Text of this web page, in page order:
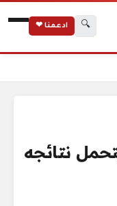
🔍 ادعمنا ❤
نتائجه